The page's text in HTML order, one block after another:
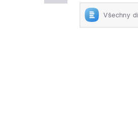
Všechny